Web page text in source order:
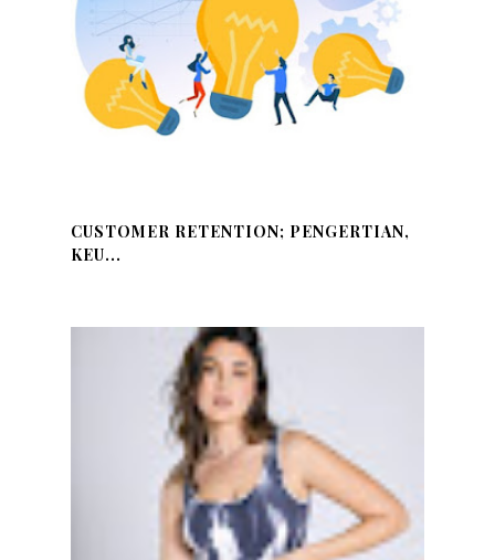
CUSTOMER RETENTION; PENGERTIAN,
KEU...